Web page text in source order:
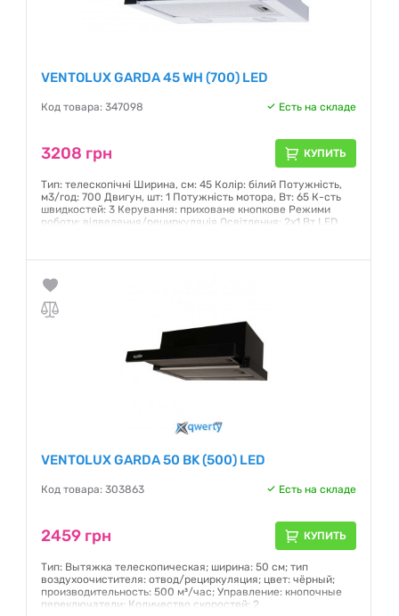
VENTOLUX GARDA 45 WH (700) LED
Код товара: 347098 Есть на складе
3208 грн КУПИТЬ
Тип: телескопічні Ширина, см: 45 Колір: білий Потужність,
м3/год: 700 Двигун, шт: 1 Потужність мотора, Вт: 65 К-сть
швидкостей: 3 Керування: приховане кнопкове Режими
роботи: відведення/рециркуляція Освітлення: 2х1 Вт LED
VENTOLUX GARDA 50 BK (500) LED
Код товара: 303863 Есть на складе
2459 грн КУПИТЬ
Тип: Вытяжка телескопическая; ширина: 50 см; тип
воздухоочистителя: отвод/рециркуляция; цвет: чёрный;
производительность: 500 м³/час; Управление: кнопочные
переключатели; Количество скоростей: 2